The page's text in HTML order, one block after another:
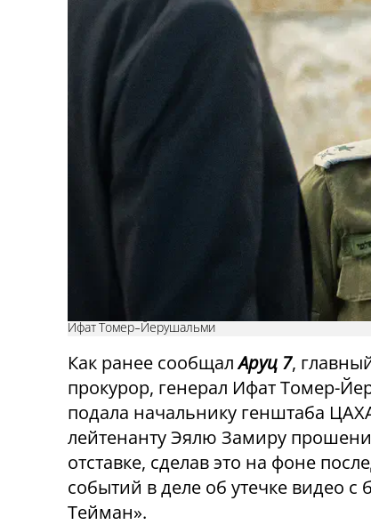
Ифат Томер-Йерушальми
Как ранее сообщалАруц 7,
прокурор, генерал Ифат Томер-
подала начальнику генштаба
лейтенанту Эялю Замиру
отставке, сделав это на фоне
событий в деле об утечке видео с
Тейман».